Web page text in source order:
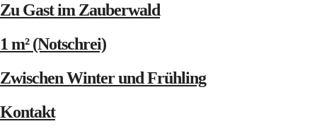
Zu Gast im Zauberwald
1 m² (Notschrei)
Zwischen Winter und Frühling
Kontakt